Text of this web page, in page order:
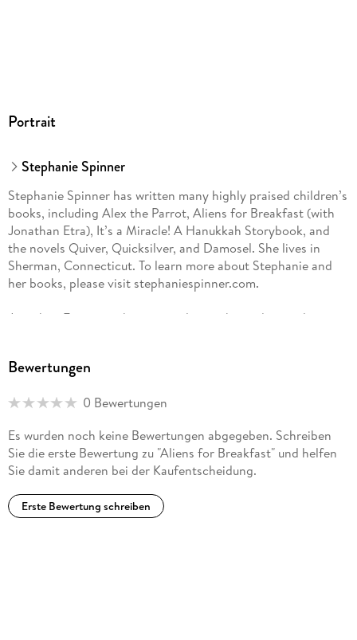
Portrait
Stephanie Spinner
Stephanie Spinner has written many highly praised children’s
books, including Alex the Parrot, Aliens for Breakfast (with
Jonathan Etra), It’s a Miracle! A Hanukkah Storybook, and
the novels Quiver, Quicksilver, and Damosel. She lives in
Sherman, Connecticut. To learn more about Stephanie and
her books, please visit stephaniespinner.com.
Jonathan Etra was a humorist, playwright, and journalist, as
the coauthor of Aliens for Breakfast and Aliens for Lunch. He
featured in numerous magazines, in greeting cards, and in
over 30 children's books. The first book he illustrated, Aliens
for Breakfast, won the Texas Bluebonnet Award and was
made into a TV movie. He lives in Irvine, California, with his
wife and three children.
Bewertungen
0 Bewertungen
Es wurden noch keine Bewertungen abgegeben. Schreiben
Sie die erste Bewertung zu "Aliens for Breakfast" und helfen
Sie damit anderen bei der Kaufentscheidung.
Erste Bewertung schreiben